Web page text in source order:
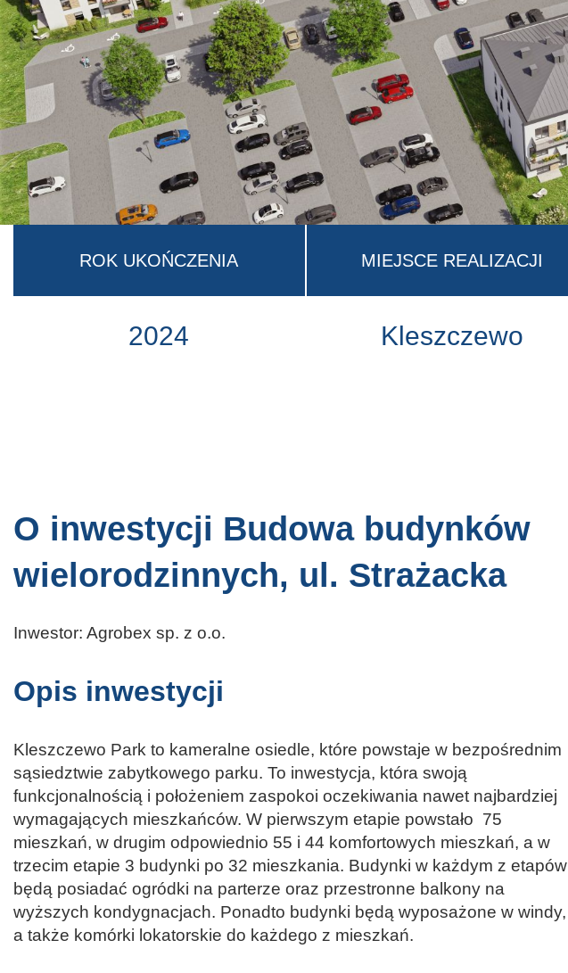
ROK UKOŃCZENIA
2024
MIEJSCE REALIZACJI
Kleszczewo
O inwestycji Budowa budynków
wielorodzinnych, ul. Strażacka
Inwestor: Agrobex sp. z o.o.
Opis inwestycji
Kleszczewo Park to kameralne osiedle, które powstaje w bezpośrednim
sąsiedztwie zabytkowego parku. To inwestycja, która swoją
funkcjonalnością i położeniem zaspokoi oczekiwania nawet najbardziej
wymagających mieszkańców. W pierwszym etapie powstało 75
mieszkań, w drugim odpowiednio 55 i 44 komfortowych mieszkań, a w
trzecim etapie 3 budynki po 32 mieszkania. Budynki w każdym z etapów
będą posiadać ogródki na parterze oraz przestronne balkony na
wyższych kondygnacjach. Ponadto budynki będą wyposażone w windy,
a także komórki lokatorskie do każdego z mieszkań.